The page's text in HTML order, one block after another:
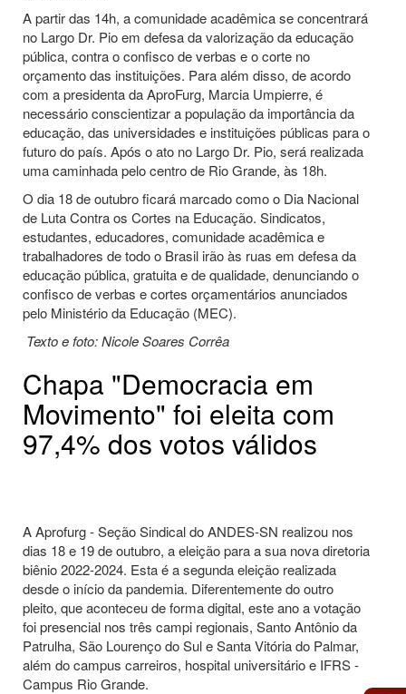
A partir das 14h, a comunidade acadêmica se concentrará
no Largo Dr. Pio em defesa da valorização da educação
pública, contra o confisco de verbas e o corte no
orçamento das instituições. Para além disso, de acordo
com a presidenta da AproFurg, Marcia Umpierre, é
necessário conscientizar a população da importância da
educação, das universidades e instituições públicas para o
futuro do país. Após o ato no Largo Dr. Pio, será realizada
uma caminhada pelo centro de Rio Grande, às 18h.
O dia 18 de outubro ficará marcado como o Dia Nacional
de Luta Contra os Cortes na Educação. Sindicatos,
estudantes, educadores, comunidade acadêmica e
trabalhadores de todo o Brasil irão às ruas em defesa da
educação pública, gratuita e de qualidade, denunciando o
confisco de verbas e cortes orçamentários anunciados
pelo Ministério da Educação (MEC).
Texto e foto: Nicole Soares Corrêa
Chapa "Democracia em
Movimento" foi eleita com
97,4% dos votos válidos
A Aprofurg - Seção Sindical do ANDES-SN realizou nos
dias 18 e 19 de outubro, a eleição para a sua nova diretoria
biênio 2022-2024. Esta é a segunda eleição realizada
desde o início da pandemia. Diferentemente do outro
pleito, que aconteceu de forma digital, este ano a votação
foi presencial nos três campi regionais, Santo Antônio da
Patrulha, São Lourenço do Sul e Santa Vitória do Palmar,
além do campus carreiros, hospital universitário e IFRS -
Campus Rio Grande.